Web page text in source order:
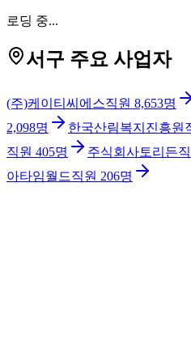
로딩 중...
서구 주요 사업자
(주)케이티씨에스직원 8,653명
2,098명 한국산림복지진흥원
직원 405명 주식회사토리든
아타임월드직원 206명